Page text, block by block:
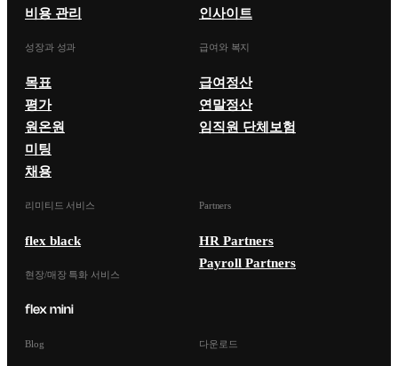
비용 관리
인사이트
성장과 성과
목표
평가
원온원
미팅
채용
급여와 복지
급여정산
연말정산
임직원 단체보험
리미티드 서비스
flex black
현장/매장 특화 서비스
Partners
HR Partners
Payroll Partners
Blog 다운로드